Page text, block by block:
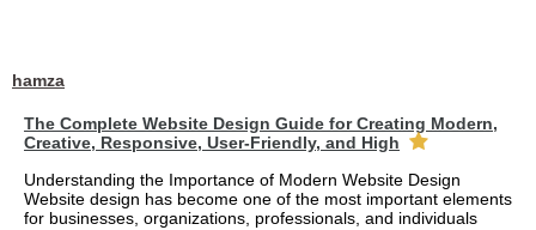
hamza
The Complete Website Design Guide for Creating Modern,
Creative, Responsive, User-Friendly, and High
Understanding the Importance of Modern Website Design
Website design has become one of the most important elements
for businesses, organizations, professionals, and individuals